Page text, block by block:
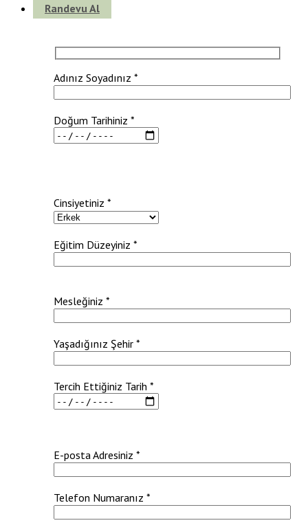
Randevu Al
Adınız Soyadınız *
Doğum Tarihiniz *
Cinsiyetiniz *
Eğitim Düzeyiniz *
Mesleğiniz *
Yaşadığınız Şehir *
Tercih Ettiğiniz Tarih *
E-posta Adresiniz *
Telefon Numaranız *